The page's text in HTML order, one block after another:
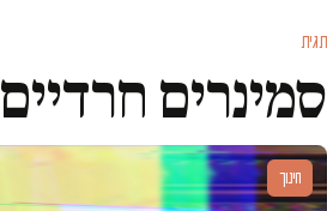
תגית
סמינרים חרדיים
חינוך